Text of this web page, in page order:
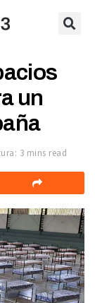
un
3 mins read